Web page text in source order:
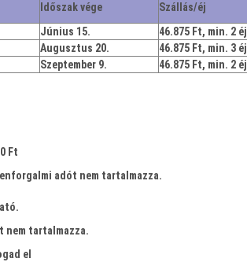
Időszak vége
Szállás/
Június 15.
46.875 Ft, min. 2 éj
Augusztus 20.
46.875 Ft, min. 3 éj
Szeptember 9. 46.875 Ft, min. 2 éj
Ft
adót nem tartalmazza.
nem tartalmazza.
el